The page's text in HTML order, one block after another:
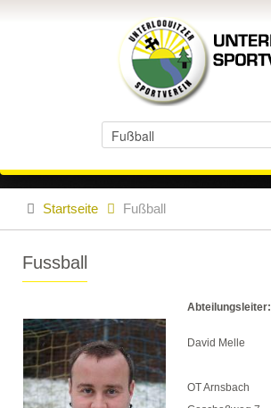
Startseite Fußball
Fussball
Abteilungsleiter:
David Melle
OT Arnsbach